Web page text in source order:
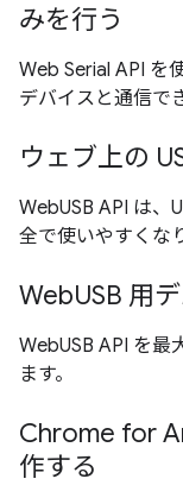
みを行う
Web Serial API を
デバイスと通信で
ウェブ上の
WebUSB API は、
全で使いやすくな
WebUSB 用
WebUSB API を最
ます。
Chrome for
作する